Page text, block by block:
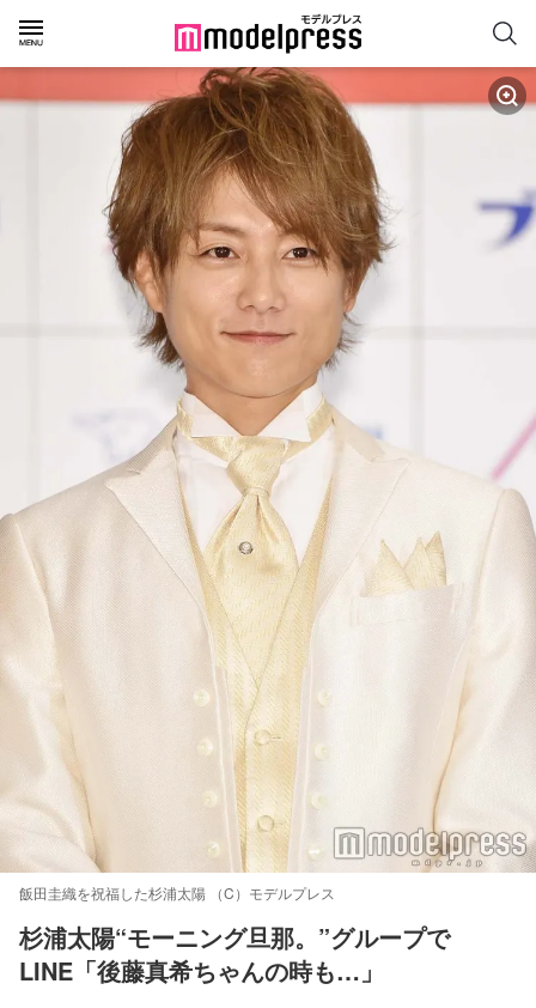
飯田圭織を祝福した杉浦太陽 （C）モデルプレス
杉浦太陽“モーニング旦那。”グループで
LINE「後藤真希ちゃんの時も…」